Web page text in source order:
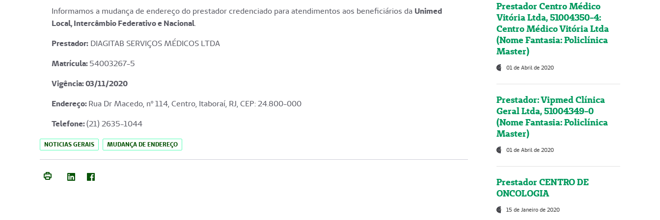
Informamos a mudança de endereço do prestador credenciado para atendimentos aos beneficiários da Unimed
Local, Intercâmbio Federativo e Nacional.
Prestador: DIAGITAB SERVIÇOS MÉDICOS LTDA
Matrícula:54003267-5
Vigência: 03/11/2020
Endereço:Rua Dr Macedo, nº 114, Centro, Itaboraí, RJ, CEP: 24.800-000
Telefone:(21) 2635-1044
NOTICIAS GERAIS MUDANÇA DE ENDEREÇO
Prestador Centro Médico
Vitória Ltda, 51004350-4:
Centro Médico Vitória Ltda
(Nome Fantasia: Policlínica
Master)
01 de Abril de 2020
Prestador: Vipmed Clínica
Geral Ltda, 51004349-0
(Nome Fantasia: Policlínica
Master)
01 de Abril de 2020
Prestador CENTRO DE
ONCOLOGIA
15 de Janeiro de 2020